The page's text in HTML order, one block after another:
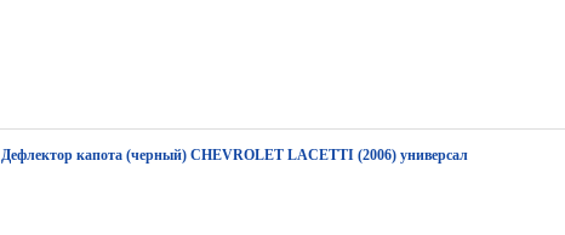
Дефлектор капота (черный) CHEVROLET LACETTI (2006) универсал